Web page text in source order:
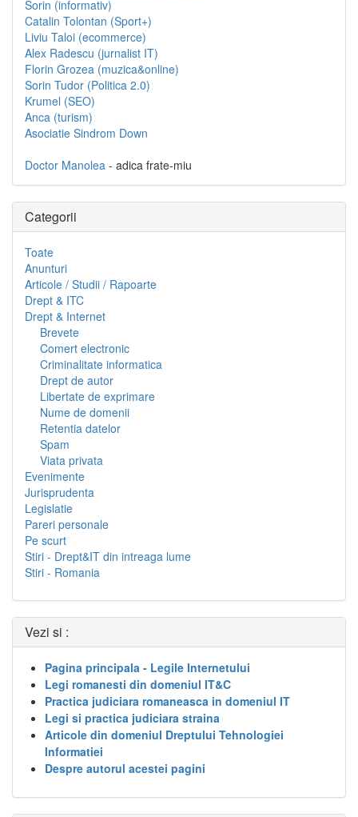
Sorin (informativ)
Catalin Tolontan (Sport+)
Liviu Taloi (ecommerce)
Alex Radescu (jurnalist IT)
Florin Grozea (muzica&online)
Sorin Tudor (Politica 2.0)
Krumel (SEO)
Anca (turism)
Asociatie Sindrom Down
Doctor Manolea - adica frate-miu
Categorii
Toate
Anunturi
Articole / Studii / Rapoarte
Drept & ITC
Drept & Internet
Brevete
Comert electronic
Criminalitate informatica
Drept de autor
Libertate de exprimare
Nume de domenii
Retentia datelor
Spam
Viata privata
Evenimente
Jurisprudenta
Legislatie
Pareri personale
Pe scurt
Stiri - Drept&IT din intreaga lume
Stiri - Romania
Vezi si :
Pagina principala - Legile Internetului
Legi romanesti din domeniul IT&C
Practica judiciara romaneasca in domeniul IT
Legi si practica judiciara straina
Articole din domeniul Dreptului Tehnologiei
Informatiei
Despre autorul acestei pagini